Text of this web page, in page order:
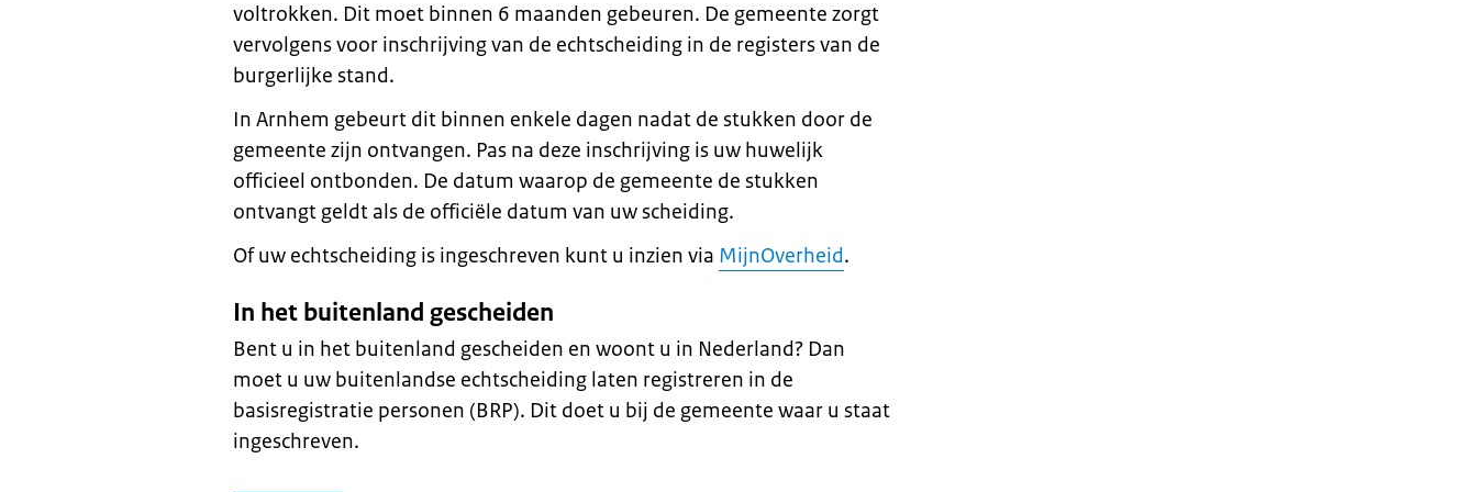
voltrokken. Dit moet binnen 6 maanden gebeuren. De gemeente zorgt
vervolgens voor inschrijving van de echtscheiding in de registers van de
burgerlijke stand.
In Arnhem gebeurt dit binnen enkele dagen nadat de stukken door de
gemeente zijn ontvangen. Pas na deze inschrijving is uw huwelijk
officieel ontbonden. De datum waarop de gemeente de stukken
ontvangt geldt als de officiële datum van uw scheiding.
Of uw echtscheiding is ingeschreven kunt u inzien via MijnOverheid.
In het buitenland gescheiden
Bent u in het buitenland gescheiden en woont u in Nederland? Dan
moet u uw buitenlandse echtscheiding laten registreren in de
basisregistratie personen (BRP). Dit doet u bij de gemeente waar u staat
ingeschreven.